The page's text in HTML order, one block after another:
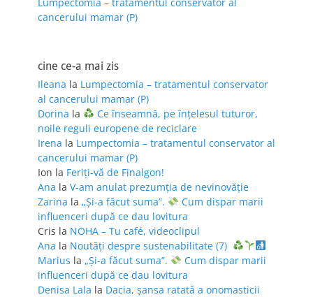
cancerului mamar (P)
cine ce-a mai zis
Ileana la Lumpectomia – tratamentul conservator
al cancerului mamar (P)
Dorina la
Ce înseamnă, pe înțelesul tuturor,
noile reguli europene de reciclare
Irena la Lumpectomia – tratamentul conservator al
cancerului mamar (P)
Ion la Feriţi-vă de Finalgon!
Ana la V-am anulat prezumția de nevinovăție
Zarina la „Și-a făcut suma”.
Cum dispar marii
influenceri după ce dau lovitura
Cris la NOHA – Tu café, videoclipul
Ana la Noutăți despre sustenabilitate (7)
Marius la „Și-a făcut suma”.
Cum dispar marii
influenceri după ce dau lovitura
Denisa Lala la Dacia, șansa ratată a onomasticii